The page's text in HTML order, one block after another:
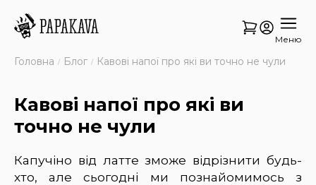
Меню
Головна Блог Кавові напої про які ви точно не чули
Кавові напої про які ви
точно не чули
Капучіно від латте зможе відрізнити будь-
хто, але сьогодні ми познайомимось з